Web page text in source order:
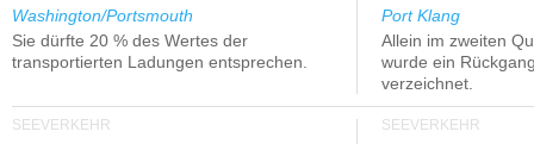
Washington/Portsmouth
Sie dürfte 20 % des Wertes der
transportierten Ladungen entsprechen.
Port Klang
Allein im zweiten
wurde ein
verzeichnet.
SEEVERKEHR SEEVERKEHR